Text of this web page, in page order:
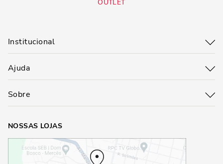
OUTLET
Institucional
Ajuda
Sobre
NOSSAS LOJAS